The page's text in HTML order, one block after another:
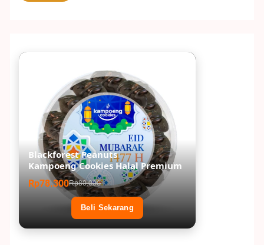
Blackforest Peanuts
Kampoeng Cookies Halal Premium
Rp78.300Rp80.000
Beli Sekarang